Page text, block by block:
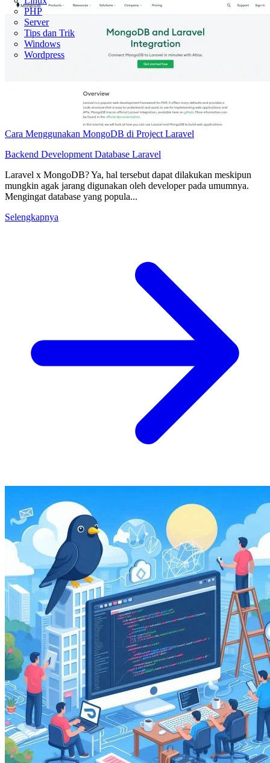
PHP
Server
Tips dan Trik
Windows
Wordpress
Cara Menggunakan MongoDB di Project Laravel
Backend Development Database Laravel
Laravel x MongoDB? Ya, hal tersebut dapat dilakukan meskipun
mungkin agak jarang digunakan oleh developer pada umumnya.
Mengingat database yang popula...
Selengkapnya